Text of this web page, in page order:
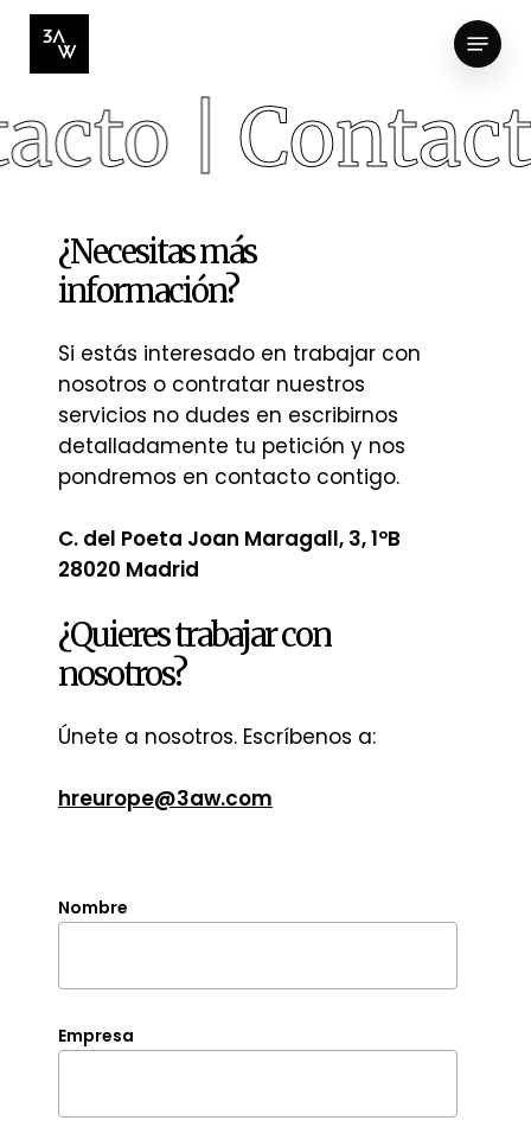
Skip
main
Menu
|
¿Necesitasmás
información?
Si estás interesado en trabajar con
nosotros o contratar nuestros
servicios no dudes en escribirnos
detalladamente tu petición y nos
pondremos en contacto contigo.
C. del Poeta Joan Maragall, 3, 1ºB
28020 Madrid
¿Quierestrabajarcon
nosotros?
Únete a nosotros. Escríbenos a:
hreurope@3aw.com
Nombre
Empresa
Close
Menu